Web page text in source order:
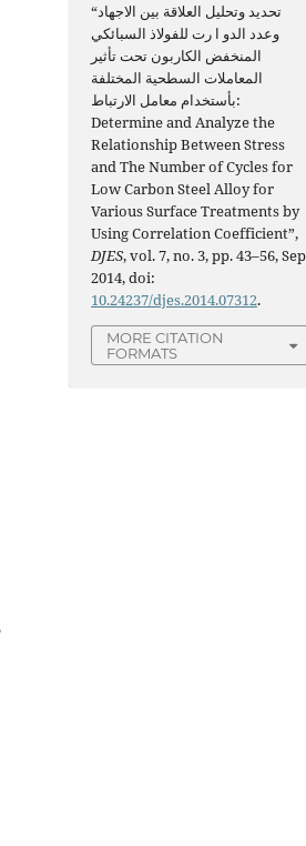
“تحديد وتحليل العلاقة بين الاجهاد
وعدد الدو ا رت للفولاذ السبائكي
المنخفض الكاربون تحت تأثير
المعاملات السطحية المختلفة
بأستخدام معامل الارتباط:
Determine and Analyze the
Relationship Between Stress
and The Number of Cycles for
Low Carbon Steel Alloy for
Various Surface Treatments by
Using Correlation Coefficient”,
DJES, vol. 7, no. 3, pp. 43–56,
2014, doi:
10.24237/djes.2014.07312.
MORE CITATION
FORMATS